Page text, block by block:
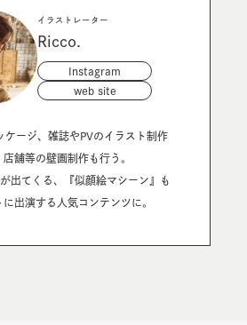
イラストレーター
Ricco.
Instagram
web site
ケージ、雑誌やPVのイラスト制作
舗等の壁画制作も行う。
出てくる、『似顔絵マシーン』も
出演する人気コンテンツに。